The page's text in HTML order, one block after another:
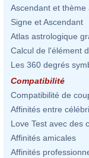
Ascendant et thème
Signe et Ascendant
Atlas astrologique
Calcul de l'élément
Les 360 degrés
Compatibilité
Compatibilité de
Affinités entre
Love Test avec des
Affinités amicales
Affinités